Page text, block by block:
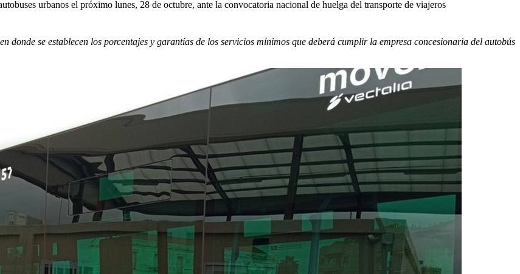
urbanos el próximo lunes, 28 de octubre, ante la convocatoria nacional de huelga del transporte de viajeros
se establecen los porcentajes y garantías de los servicios mínimos que deberá cumplir la empresa concesionaria del autobús